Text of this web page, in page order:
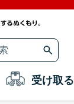
受け取る